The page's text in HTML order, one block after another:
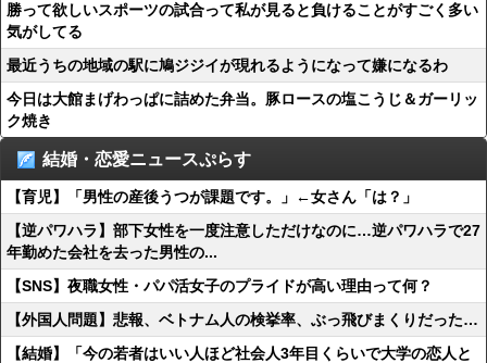
勝って欲しいスポーツの試合って私が見ると負けることがすごく多い
気がしてる
最近うちの地域の駅に鳩ジジイが現れるようになって嫌になるわ
今日は大館まげわっぱに詰めた弁当。豚ロースの塩こうじ＆ガーリッ
ク焼き
結婚・恋愛ニュースぷらす
【育児】「男性の産後うつが課題です。」←女さん「は？」
【逆パワハラ】部下女性を一度注意しただけなのに…逆パワハラで27
年勤めた会社を去った男性の...
【SNS】夜職女性・パパ活女子のプライドが高い理由って何？
【外国人問題】悲報、ベトナム人の検挙率、ぶっ飛びまくりだった…
【結婚】「今の若者はいい人ほど社会人3年目くらいで大学の恋人と